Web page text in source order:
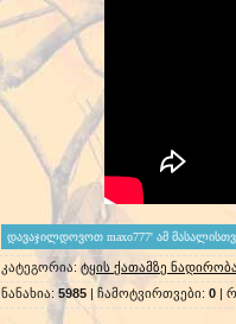
კატეგორია: ტყის ქათამზე
ნანახია: 5985 | ჩამოტვირთვები: 0 |